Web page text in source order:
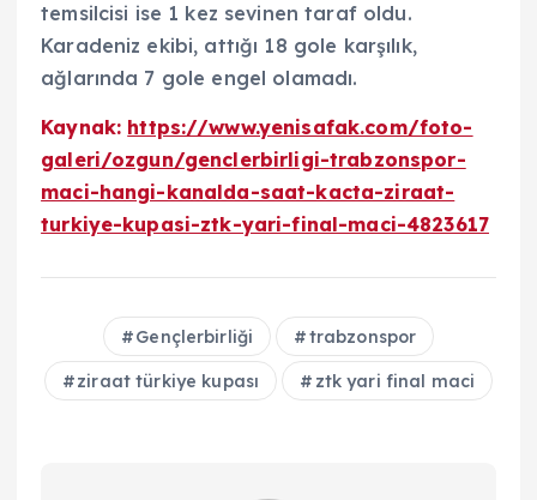
temsilcisi ise 1 kez sevinen taraf oldu.
Karadeniz ekibi, attığı 18 gole karşılık,
ağlarında 7 gole engel olamadı.
Kaynak: https://www.yenisafak.com/foto-
galeri/ozgun/genclerbirligi-trabzonspor-
maci-hangi-kanalda-saat-kacta-ziraat-
turkiye-kupasi-ztk-yari-final-maci-4823617
Gençlerbirliği trabzonspor
ziraat türkiye kupası ztk yari final maci